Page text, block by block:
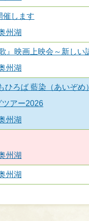
催します
州湖
』映画上映会～新しい
州湖
ひろば 藍染（あいぞめ
ツアー2026
州湖
州湖
州湖